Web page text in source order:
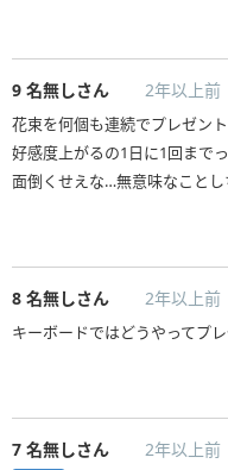
9 名無しさん 2年以上前
花束を何個も連続でプレゼン
好感度上がるの1日に1回まで
面倒くせえな…無意味なこと
8 名無しさん 2年以上前
キーボードではどうやってプ
7 名無しさん 2年以上前